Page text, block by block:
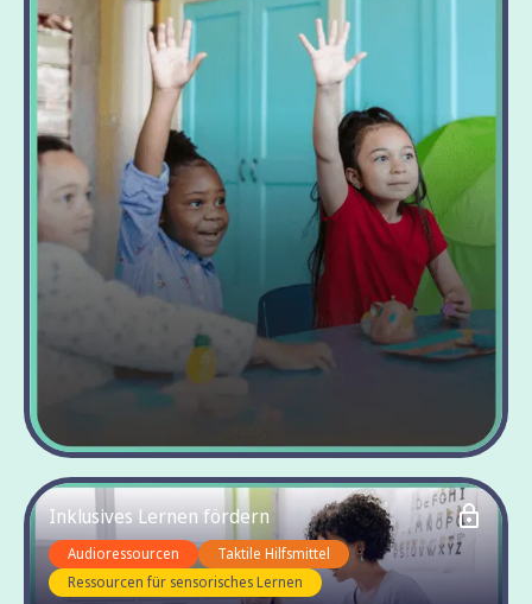
Inklusives Lernen fördern
Audioressourcen
Taktile Hilfsmittel
Ressourcen für sensorisches Lernen